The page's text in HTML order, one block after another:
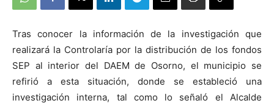
Tras conocer la información de la investigación que
realizará la Controlaría por la distribución de los fondos
SEP al interior del DAEM de Osorno, el municipio se
refirió a esta situación, donde se estableció una
investigación interna, tal como lo señaló el Alcalde